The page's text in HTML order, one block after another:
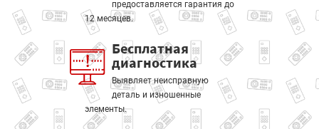
предоставляется гарантия до
12 месяцев.
Бесплатная
диагностика
Выявляет неисправную
деталь и изношенные
элементы.